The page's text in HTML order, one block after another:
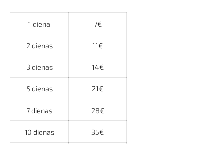
1 diena 7€
2 dienas 11€
3 dienas 14€
5 dienas 21€
7 dienas 28€
10 dienas 35€